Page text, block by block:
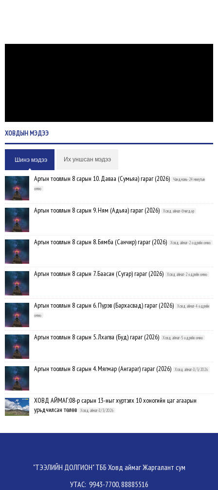
ХОВДЫНМЭДЭЭ
Шинэ мэдээ Их уншсан мэдээ
Аргын тооллын 8 сарын 10. Даваа (Сумьяа) гараг (2026)
Чандмань-24 минутын
өмнө
Аргын тооллын 8 сарын 9. Ням (Адьяа) гараг (2026) Ховд аймаг-Өчигдөр
Аргын тооллын 8 сарын 8. Бямба (Санчир) гараг (2026) Ховд аймаг-2 өдрийн өмнө
Аргын тооллын 8 сарын 7. Баасан (Сугар) гараг (2026) Ховд аймаг-2 өдрийн өмнө
Аргын тооллын 8 сарын 6. Пүрэв (Бархасвад) гараг (2026)
Ховд аймаг-4 өдрийн
өмнө
Аргын тооллын 8 сарын 5. Лхагва (Буд) гараг (2026) Ховд аймаг-5 өдрийн өмнө
Аргын тооллын 8 сарын 4. Мягмар (Ангараг) гараг (2026) Ховд аймаг-8/3/2026
ХОВД АЙМАГ:08-р сарын 13-ныг хүртэлх 10 хоногийн цаг агаарын
урьдчилсан төлөв
Ховд аймаг-8/3/2026
Аргын тооллын 8 сарын 3. Даваа (Сумьяа) гараг (2026) Ховд аймаг-8/3/2026
Хүндэтгэлийн барилдаанд 64 бөх оролцлоо Ховд аймаг-8/3/2026
"ТЭЭЛИЙН ДОЛГИОН" ТББ Ховд аймаг Жаргалант сум
УТАС: 9943-7700, 88885516